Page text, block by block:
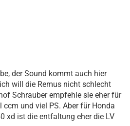
der Sound kommt auch hier
will die Remus nicht schlecht
Schrauber empfehle sie eher für
und viel PS. Aber für Honda
xd ist die entfaltung eher die LV